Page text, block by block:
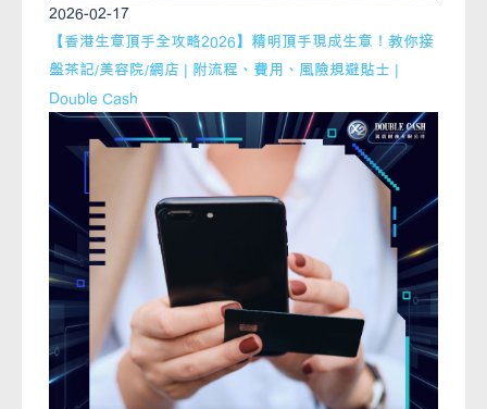
2026-02-17
【香港生意頂手全攻略2026】精明頂手現成生意！教你接
盤茶記/美容院/網店 | 附流程、費用、風險規避貼士 |
Double Cash